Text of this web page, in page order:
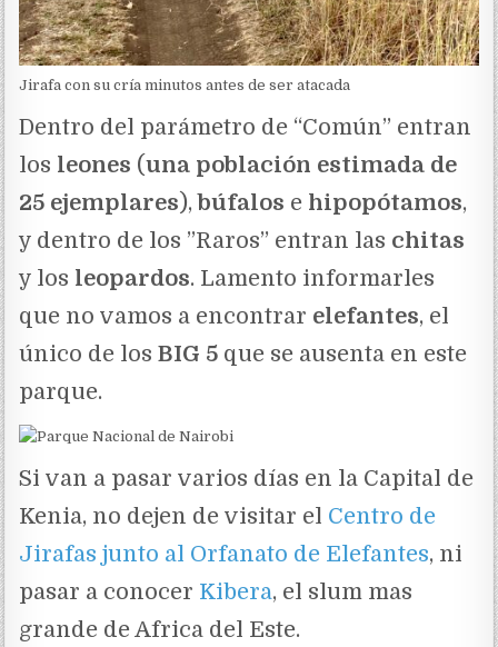
Jirafa con su cría minutos antes de ser atacada
Dentro del parámetro de “Común” entran
los leones (una población estimada de
25 ejemplares),búfalos e hipopótamos,
y dentro de los ”Raros” entran las chitas
y los leopardos. Lamento informarles
que no vamos a encontrar elefantes, el
único de losBIG 5 que se ausenta en este
parque.
Si van a pasar varios días en la Capital de
Kenia, no dejen de visitar el Centro de
Jirafas junto al Orfanato de Elefantes, ni
pasar a conocer Kibera, el slum mas
grande de Africa del Este.